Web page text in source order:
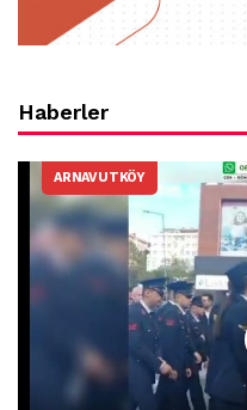
Haberler
ARNAVUTKÖY